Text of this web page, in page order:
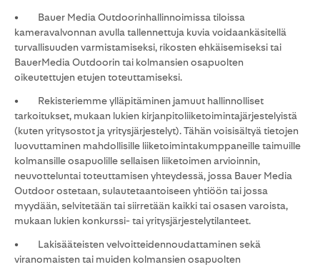
• Bauer Media Outdoorinhallinnoimissa tiloissa
kameravalvonnan avulla tallennettuja kuvia voidaankäsitellä
turvallisuuden varmistamiseksi, rikosten ehkäisemiseksi tai
BauerMedia Outdoorin tai kolmansien osapuolten
oikeutettujen etujen toteuttamiseksi.
• Rekisteriemme ylläpitäminen jamuut hallinnolliset
tarkoitukset, mukaan lukien kirjanpitoliiketoimintajärjestelyistä
(kuten yritysostot ja yritysjärjestelyt). Tähän voisisältyä tietojen
luovuttaminen mahdollisille liiketoimintakumppaneille taimuille
kolmansille osapuolille sellaisen liiketoimen arvioinnin,
neuvotteluntai toteuttamisen yhteydessä, jossa Bauer Media
Outdoor ostetaan, sulautetaantoiseen yhtiöön tai jossa
myydään, selvitetään tai siirretään kaikki tai osasen varoista,
mukaan lukien konkurssi- tai yritysjärjestelytilanteet.
• Lakisääteisten velvoitteidennoudattaminen sekä
viranomaisten tai muiden kolmansien osapuolten